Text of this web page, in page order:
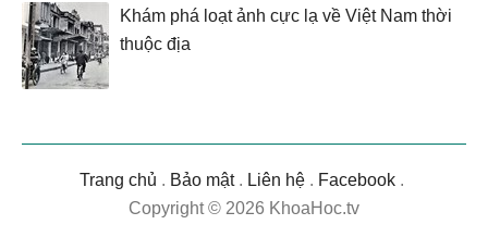
Khám phá loạt ảnh cực lạ về Việt Nam thời
thuộc địa
Trang chủ . Bảo mật. Liên hệ . Facebook .
Copyright © 2026 KhoaHoc.tv